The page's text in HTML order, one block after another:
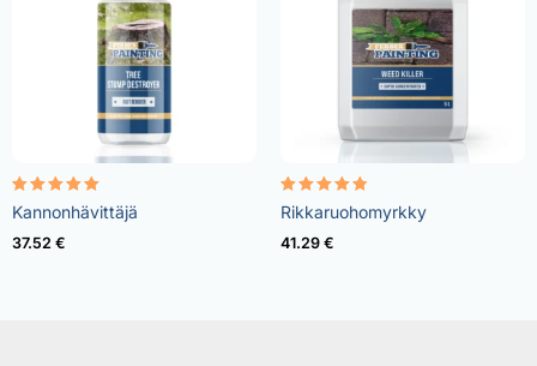
Rated
5.00
out of 5
Kannonhävittäjä
37.52 €
Rated
4.73
out of 5
Rikkaruohomyrkky
41.29 €